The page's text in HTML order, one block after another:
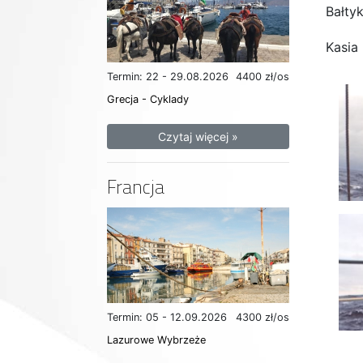
Kasia
Termin: 22 - 29.08.2026
4400 zł/os
Grecja - Cyklady
Czytaj więcej »
Francja
Termin: 05 - 12.09.2026
4300 zł/os
Lazurowe Wybrzeże